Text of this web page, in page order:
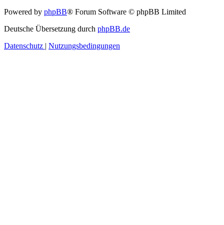
Powered by phpBB® Forum Software © phpBB Limited
Deutsche Übersetzung durch phpBB.de
Datenschutz | Nutzungsbedingungen